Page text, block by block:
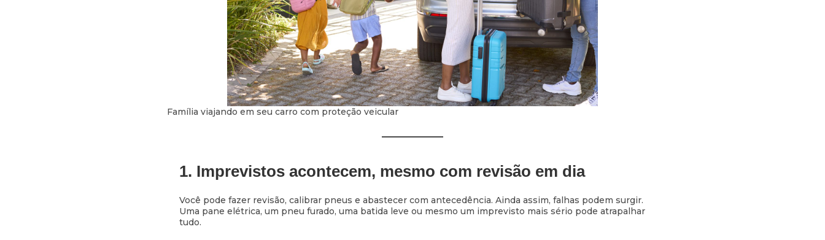
Família viajando em seu carro com proteção veicular
1. Imprevistos acontecem, mesmo com revisão em dia
Você pode fazer revisão, calibrar pneus e abastecer com antecedência. Ainda assim, falhas podem surgir.
Uma pane elétrica, um pneu furado, uma batida leve ou mesmo um imprevisto mais sério pode atrapalhar
tudo.